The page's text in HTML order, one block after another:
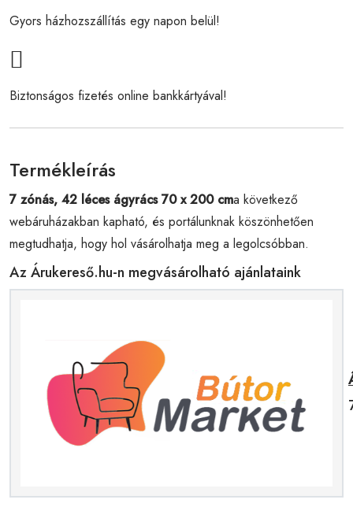
Gyors házhozszállítás egy napon belül!
Biztonságos fizetés online bankkártyával!
Termékleírás
7 zónás, 42 léces ágyrács 70 x 200 cma következő
webáruházakban kapható, és portálunknak köszönhetően
megtudhatja, hogy hol vásárolhatja meg a legolcsóbban.
Az Árukereső.hu-n megvásárolható ajánlataink